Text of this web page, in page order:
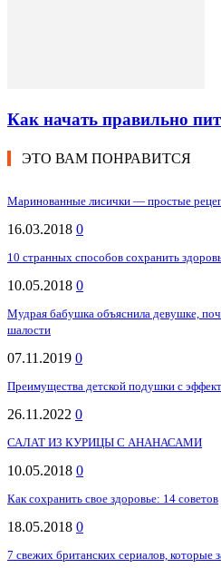
Как начать правильно
ЭТО ВАМ ПОНРАВИТСЯ
Маринованные лисички — простые
16.03.2018 0
10 странных способов сохранить
10.05.2018 0
Мудрая бабушка объяснила девушке,
шалости
07.11.2019 0
Преимущества детской подушки с
26.11.2022 0
САЛАТ ИЗ КУРИЦЫ С АНАНАСАМИ
10.05.2018 0
Как сохранить свое здоровье: 14 советов
18.05.2018 0
7 свежих британских сериалов, которые